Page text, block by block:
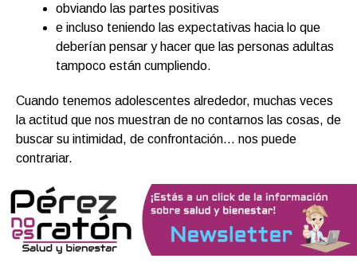
obviando las partes positivas
e incluso teniendo las expectativas hacia lo que
deberían pensar y hacer que las personas adultas
tampoco están cumpliendo.
Cuando tenemos adolescentes alrededor, muchas veces
la actitud que nos muestran de no contarnos las cosas, de
buscar su intimidad, de confrontación… nos puede
contrariar.